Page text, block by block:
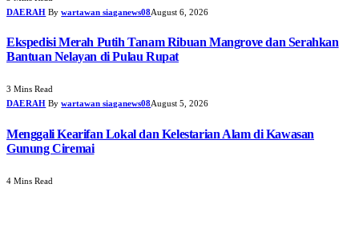
DAERAH By wartawan siaganews08August 6, 2026
Ekspedisi Merah Putih Tanam Ribuan Mangrove dan Serahkan
Bantuan Nelayan di Pulau Rupat
3 Mins Read
DAERAH By wartawan siaganews08August 5, 2026
Menggali Kearifan Lokal dan Kelestarian Alam di Kawasan
Gunung Ciremai
4 Mins Read